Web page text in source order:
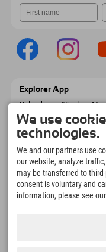
Explorer App
Upload your
To Go with booking
restaurant overview, and
Download now!
Time for Explorer
166
Mountain lakes and
We use
technologies.
We and our partners use
our website, analyze
may be transferred to
consent is voluntary and
information, please see